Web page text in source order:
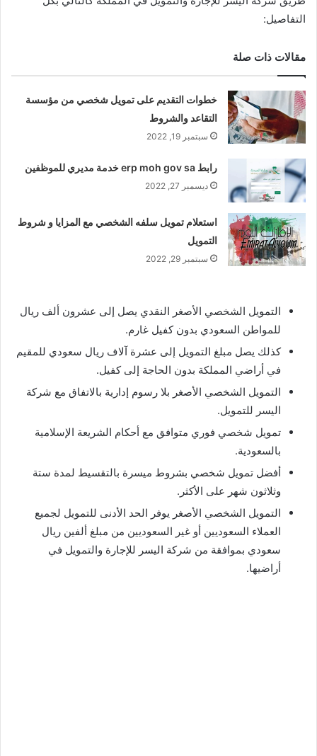
التفاصيل:
مقالات ذات صلة
خطوات التقديم على تمويل شخصي من مؤسسة
التقاعد والشروط
سبتمبر 19, 2022
رابط erp moh gov sa خدمة مديري للموظفين
ديسمبر 27, 2022
استعلام تمويل سلفه الشخصي مع المزايا و شروط
التمويل
سبتمبر 29, 2022
التمويل الشخصي الأصغر النقدي يصل إلى عشرون ألف ريال
للمواطن السعودي بدون كفيل غارم.
كذلك يصل مبلغ التمويل إلى عشرة آلاف ريال سعودي للمقيم
في أراضي المملكة بدون الحاجة إلى كفيل.
التمويل الشخصي الأصغر بلا رسوم إدارية بالاتفاق مع شركة
اليسر للتمويل.
تمويل شخصي فوري متوافق مع أحكام الشريعة الإسلامية
بالسعودية.
أفضل تمويل شخصي بشروط ميسرة بالتقسيط لمدة ستة
وثلاثون شهر على الأكثر.
التمويل الشخصي الأصغر يوفر الحد الأدنى للتمويل لجميع
العملاء السعوديين أو غير السعوديين من مبلغ ألفين ريال
سعودي بموافقة من شركة اليسر للإجارة والتمويل في
أراضيها.